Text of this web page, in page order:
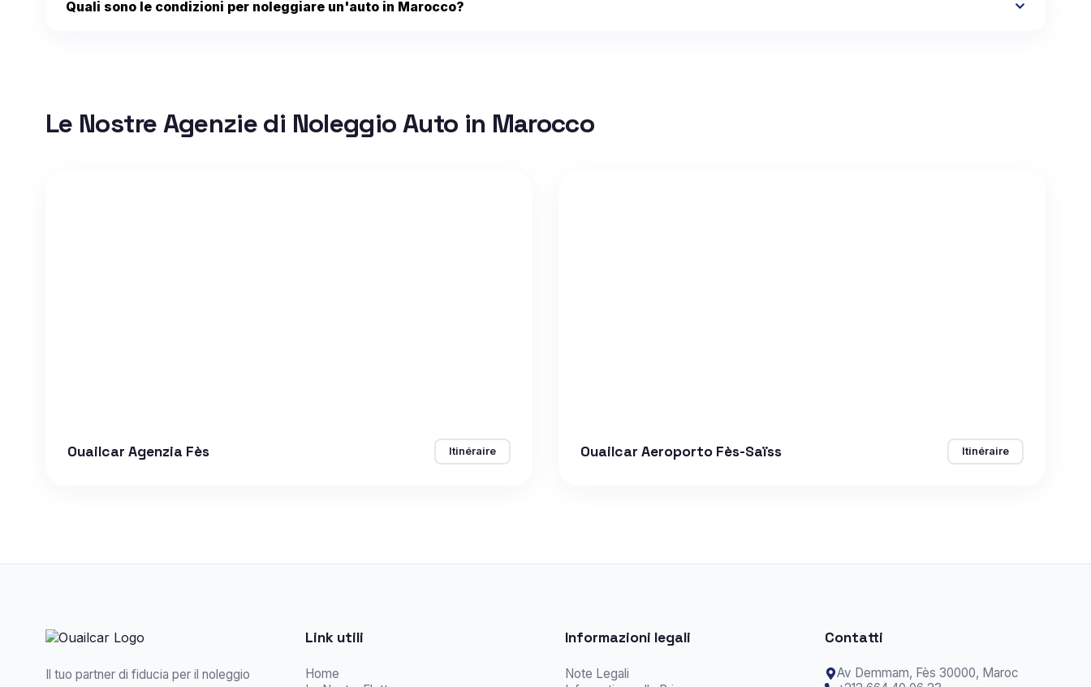
Quali sono le condizioni per noleggiare un'auto in Marocco?
Le Nostre Agenzie di Noleggio Auto in Marocco
Ouailcar Agenzia Fès Itinéraire Ouailcar Aeroporto Fès-Saïss Itinéraire
Il tuo partner di fiducia per il noleggio
Link utili
Home
Informazioni legali
Note Legali
Contatti
Av Demmam, Fès 30000, Maroc